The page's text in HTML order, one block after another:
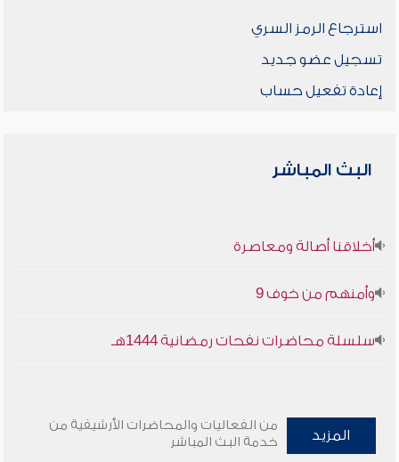
استرجاع الرمز السري
تسجيل عضو جديد
إعادة تفعيل حساب
البث المباشر
أخلاقنا أصالة ومعاصرة
وأمنهم من خوف 9
سلسلة محاضرات نفحات رمضانية 1444هـ
المزيد
من الفعاليات والمحاضرات الأرشيفية من
خدمة البث المباشر